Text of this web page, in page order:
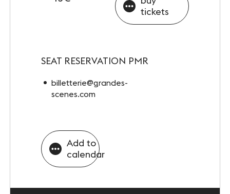
tickets
SEAT RESERVATION PMR
billetterie@grandes-
scenes.com
Add to
calendar